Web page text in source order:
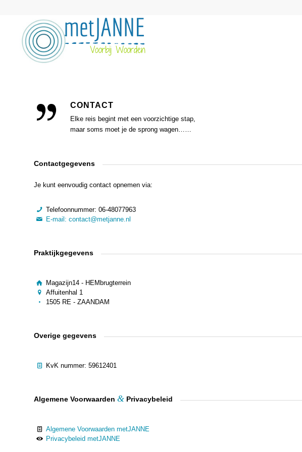
CONTACT
Elke reis begint met een voorzichtige stap,
maar soms moet je de sprong wagen……
Contactgegevens
Je kunt eenvoudig contact opnemen via:
Telefoonnummer: 06-48077963
E-mail: contact@metjanne.nl
Praktijkgegevens
Magazijn14 - HEMbrugterrein
Affuitenhal 1
1505 RE - ZAANDAM
Overige gegevens
KvK nummer: 59612401
Algemene Voorwaarden & Privacybeleid
Algemene Voorwaarden metJANNE
Privacybeleid metJANNE